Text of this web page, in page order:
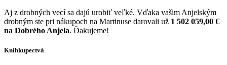
Aj z drobných vecí sa dajú urobiť veľké. Vďaka vašim Anjelským
drobným ste pri nákupoch na Martinuse darovali už 1 502 059,00 €
na Dobrého Anjela. Ďakujeme!
Kníhkupectvá